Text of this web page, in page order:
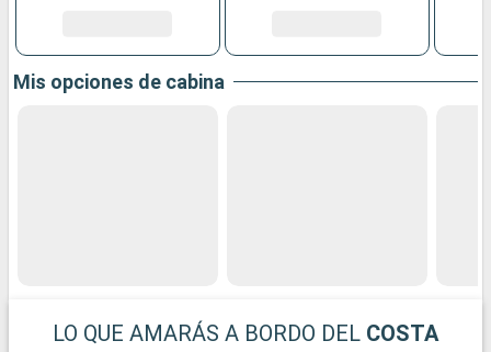
Mis opciones de cabina
LO QUE AMARÁS A BORDO DEL COSTA